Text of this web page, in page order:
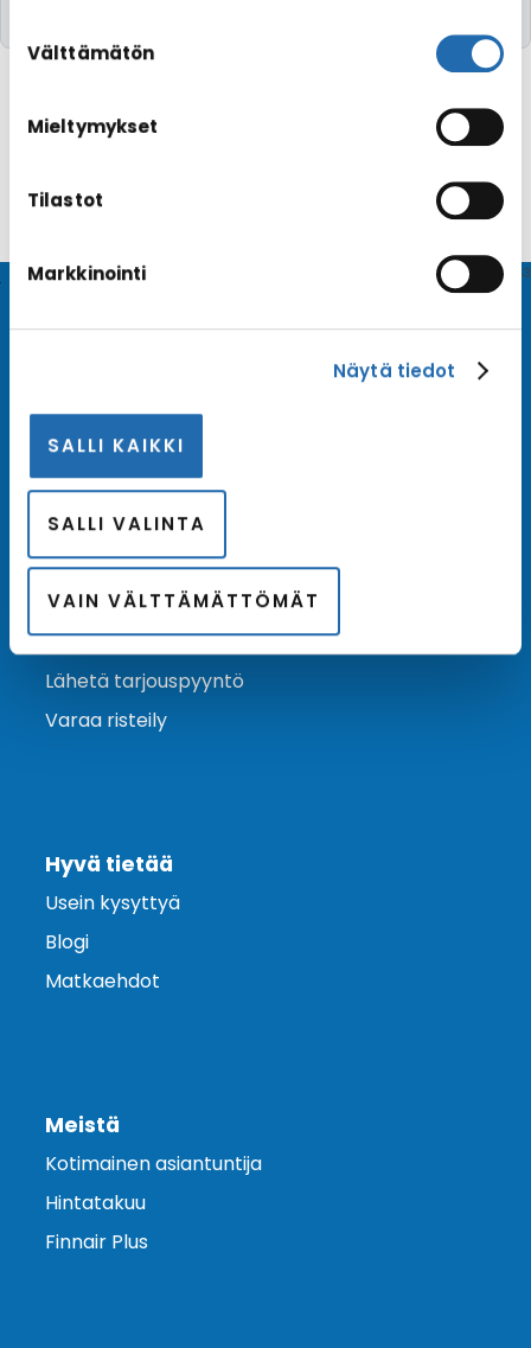
evästeasetuksiesi hyväksyntää sivuston
linkistä.
valinta
Välttämätön
Mieltymykset
Tilastot
Markkinointi
Näytä tiedot
SALLI KAIKKI
SALLI VALINTA
VAIN VÄLTTÄMÄTTÖMÄT
V4.1663
varustamoiden tarjouksista ja kampanjaeduista.
Ota yhteyttä
Asiakaspalvelu
Lähetä tarjouspyyntö
Varaa risteily
Hyvä tietää
Usein kysyttyä
Blogi
Matkaehdot
Meistä
Kotimainen asiantuntija
Hintatakuu
Finnair Plus